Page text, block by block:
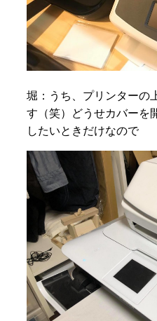
堀：うち、プリンターの
す（笑）どうせカバーを
したいときだけなので